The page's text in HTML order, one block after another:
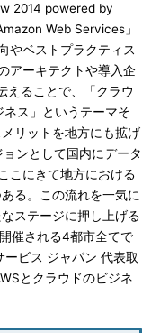
2014 powered by
Web Services」
やベストプラクティス
アーキテクトや導入企
えることで、「クラウ
ネス」というテーマそ
リットを地方にも拡げ
ンとして国内にデータ
こにきて地方における
る。この流れを一気に
ステージに押し上げる
催される4都市全てで
ビス ジャパン 代表取
とクラウドのビジネ